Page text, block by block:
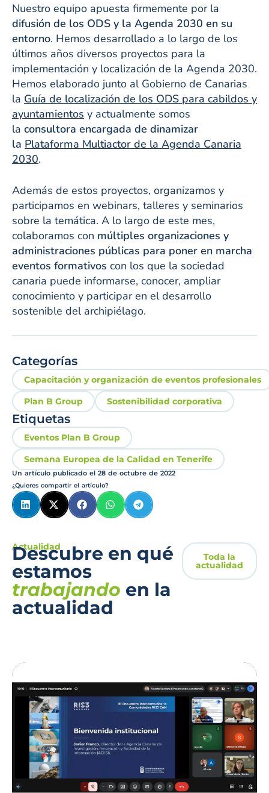
Nuestro equipo apuesta firmemente por la
difusión de los ODS y la Agenda 2030 en su
entorno. Hemos desarrollado a lo largo de los
últimos años diversos proyectos para la
implementación y localización de la Agenda 2030.
Hemos elaborado junto al Gobierno de Canarias
la Guía de localización de los ODS para cabildos y
ayuntamientos y actualmente somos
la consultora encargada de dinamizar
la Plataforma Multiactor de la Agenda Canaria
2030.
Además de estos proyectos, organizamos y
participamos en webinars, talleres y seminarios
sobre la temática. A lo largo de este mes,
colaboramos con múltiples organizaciones y
administraciones públicas para poner en marcha
eventos formativos con los que la sociedad
canaria puede informarse, conocer, ampliar
conocimiento y participar en el desarrollo
sostenible del archipiélago.
Categorías
Capacitación y organización de eventos profesionales
Plan B Group
Sostenibilidad corporativa
Etiquetas
Eventos Plan B Group
Semana Europea de la Calidad en Tenerife
Un artículo publicado el28 de octubre de 2022
¿Quieres compartir el artículo?
Actualidad
Descubre en qué
estamos
trabajando en la
actualidad
Toda la
actualidad